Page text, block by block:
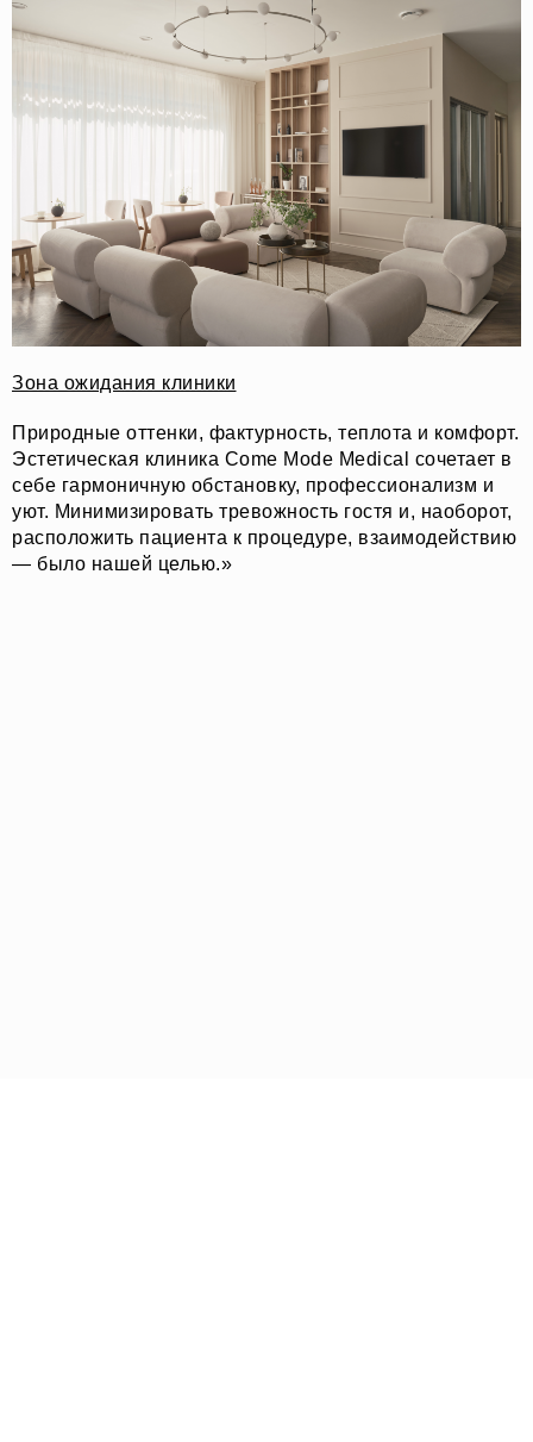
Зона ожидания клиники
Природные оттенки, фактурность, теплота и комфорт.
Эстетическая клиника Come Mode Medical сочетает в
себе гармоничную обстановку, профессионализм и
уют. Минимизировать тревожность гостя и, наоборот,
расположить пациента к процедуре, взаимодействию
— было нашей целью.»